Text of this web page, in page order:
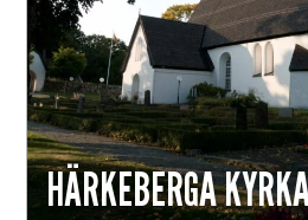
HÄRKEBERGA